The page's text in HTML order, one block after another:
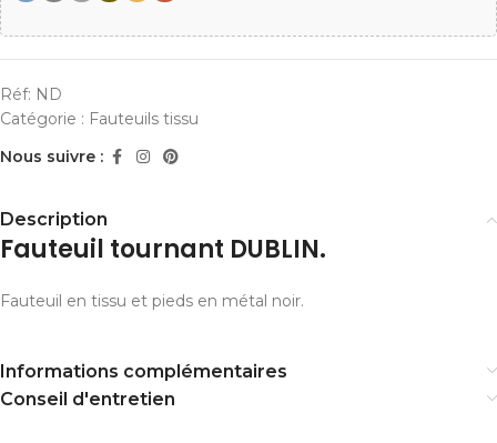
Réf: ND
Catégorie : Fauteuils tissu
Nous suivre :
Description
Fauteuil tournant DUBLIN.
Fauteuil en tissu et pieds en métal noir.
Informations complémentaires
Conseil d'entretien